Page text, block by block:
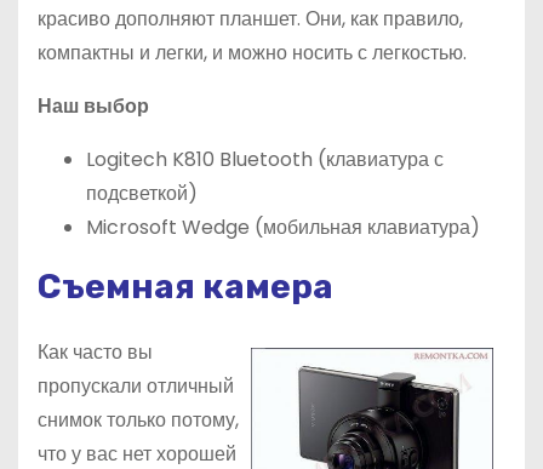
красиво дополняют планшет. Они, как правило,
компактны и легки, и можно носить с легкостью.
Наш выбор
Logitech K810 Bluetooth (клавиатура с
подсветкой)
Microsoft Wedge (мобильная клавиатура)
Съемная камера
Как часто вы
пропускали отличный
снимок только потому,
что у вас нет хорошей